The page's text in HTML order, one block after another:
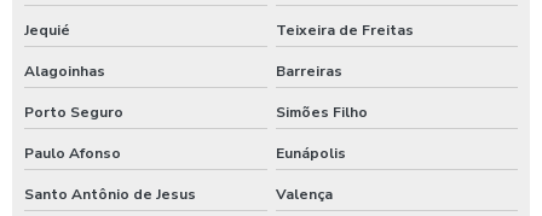
Jequié Teixeira de Freitas
Alagoinhas Barreiras
Porto Seguro Simões Filho
Paulo Afonso Eunápolis
Santo Antônio de Jesus Valença